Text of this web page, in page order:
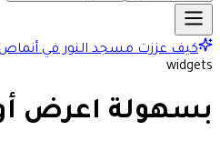
كيف عززت مسجد النور في أنماص
widgets
بسهولة اعرض